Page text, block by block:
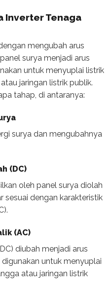
Inverter Tenaga
mengubah arus
surya menjadi arus
untuk menyuplai listrik
jaringan listrik publik.
tahap, di antaranya:
surya dan mengubahnya
(DC)
oleh panel surya diolah
sesuai dengan karakteristik
(AC)
diubah menjadi arus
untuk menyuplai
atau jaringan listrik